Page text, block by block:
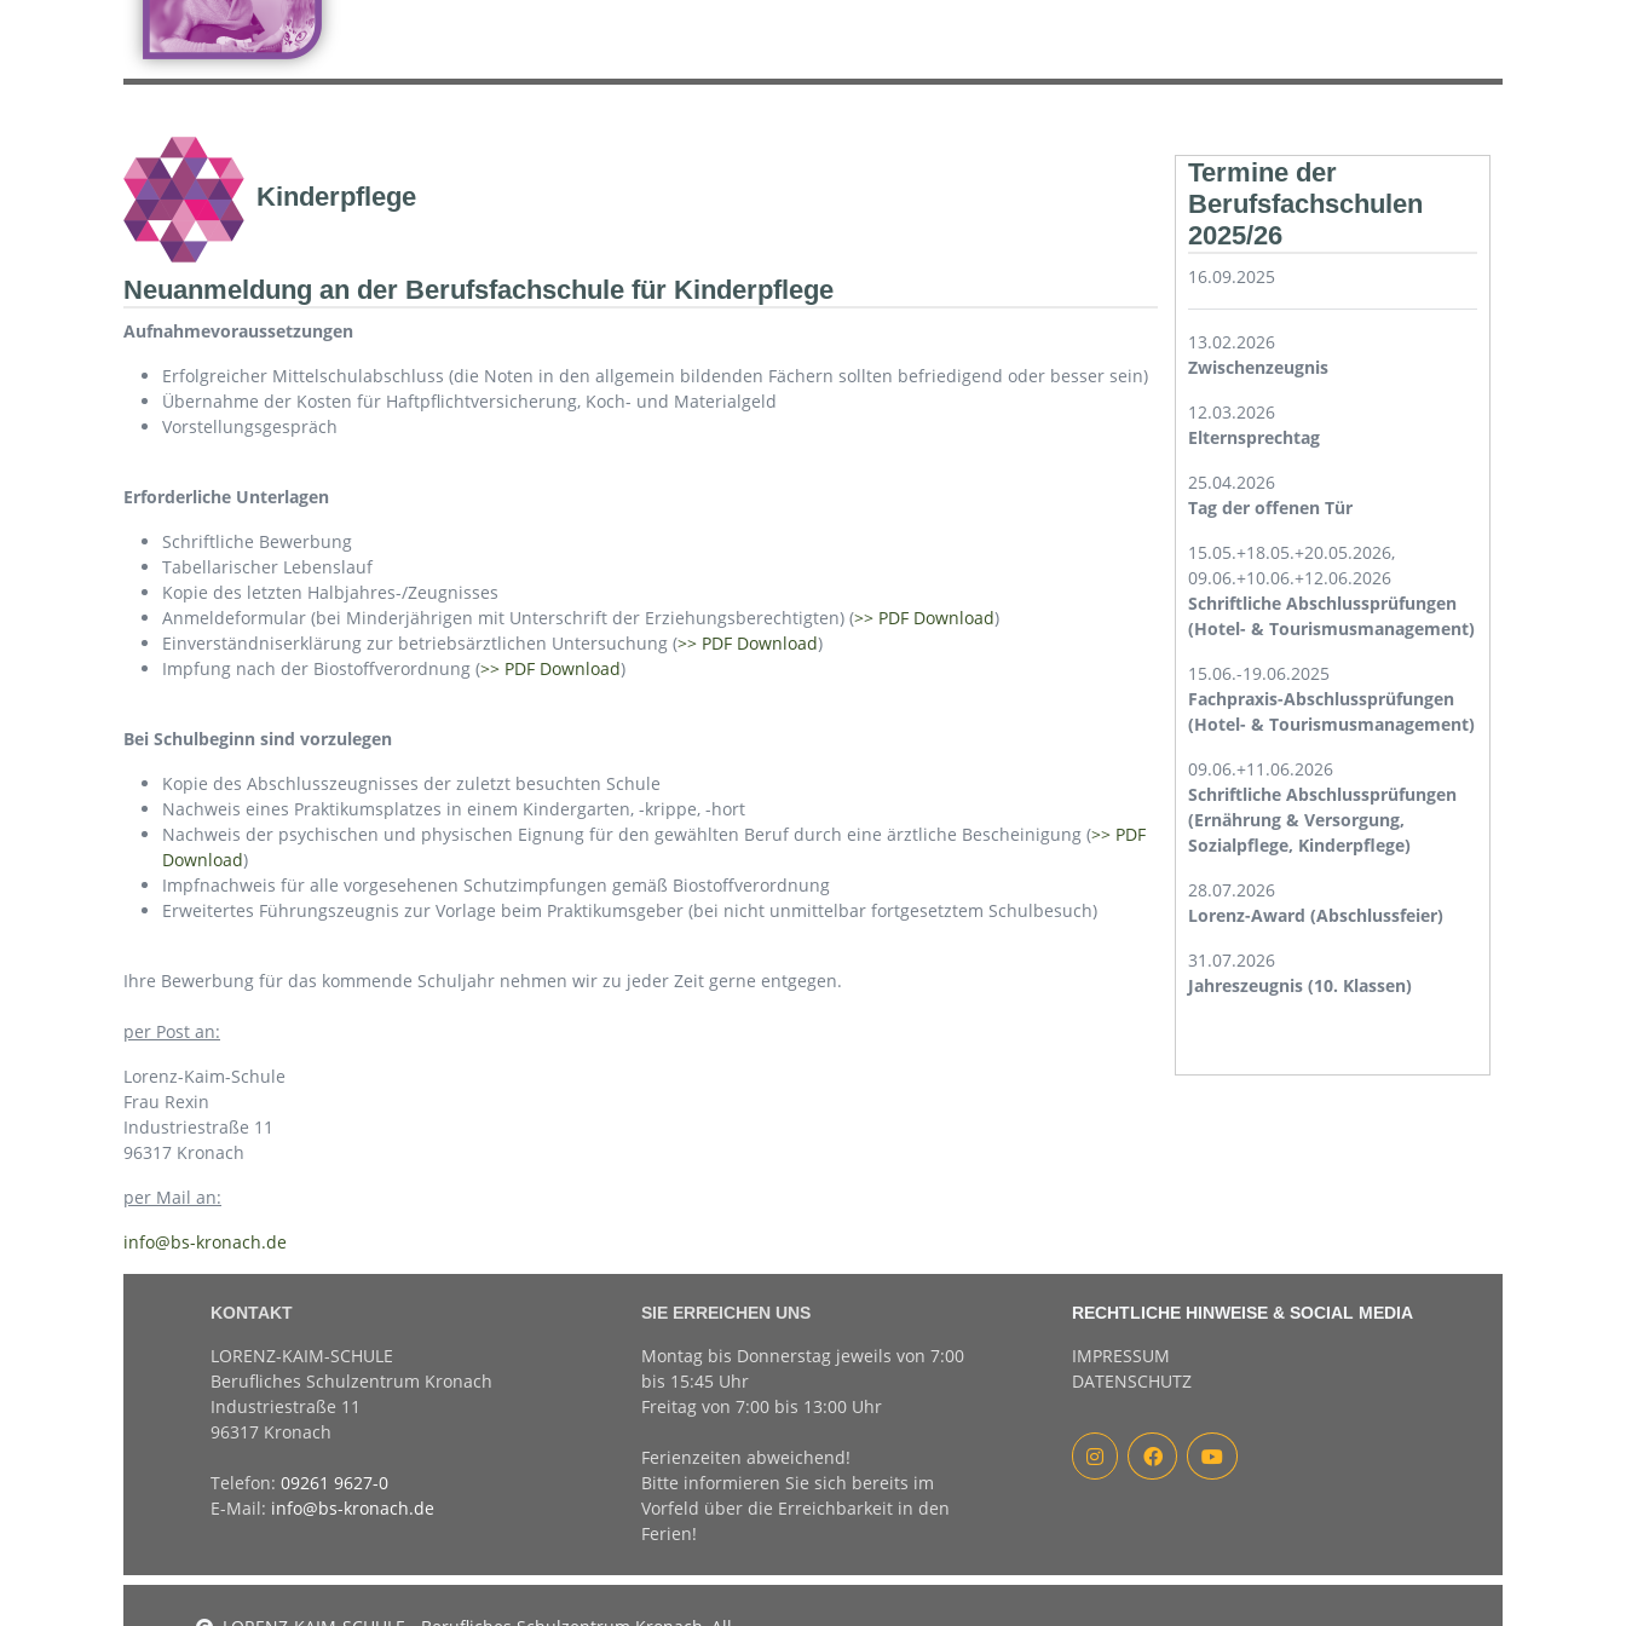
Kinderpflege
Neuanmeldung an der Berufsfachschule für Kinderpflege
Aufnahmevoraussetzungen
Erfolgreicher Mittelschulabschluss (die Noten in den allgemein bildenden Fächern sollten befriedigend oder besser sein)
Übernahme der Kosten für Haftpflichtversicherung, Koch- und Materialgeld
Vorstellungsgespräch
Erforderliche Unterlagen
Schriftliche Bewerbung
Tabellarischer Lebenslauf
Kopie des letzten Halbjahres-/Zeugnisses
Anmeldeformular (bei Minderjährigen mit Unterschrift der Erziehungsberechtigten) (>> PDF Download)
Einverständniserklärung zur betriebsärztlichen Untersuchung (>> PDF Download)
Impfung nach der Biostoffverordnung (>> PDF Download)
Bei Schulbeginn sind vorzulegen
Kopie des Abschlusszeugnisses der zuletzt besuchten Schule
Nachweis eines Praktikumsplatzes in einem Kindergarten, -krippe, -hort
Nachweis der psychischen und physischen Eignung für den gewählten Beruf durch eine ärztliche Bescheinigung (>> PDF
Download)
Impfnachweis für alle vorgesehenen Schutzimpfungen gemäß Biostoffverordnung
Erweitertes Führungszeugnis zur Vorlage beim Praktikumsgeber (bei nicht unmittelbar fortgesetztem Schulbesuch)
Ihre Bewerbung für das kommende Schuljahr nehmen wir zu jeder Zeit gerne entgegen.
per Post an:
Lorenz-Kaim-Schule
Frau Rexin
Industriestraße 11
96317 Kronach
per Mail an:
info@bs-kronach.de
Termine der
Berufsfachschulen
2025/26
16.09.2025
13.02.2026
Zwischenzeugnis
12.03.2026
Elternsprechtag
25.04.2026
Tag der offenen Tür
15.05.+18.05.+20.05.2026,
09.06.+10.06.+12.06.2026
Schriftliche Abschlussprüfungen
(Hotel- & Tourismusmanagement)
15.06.-19.06.2025
Fachpraxis-Abschlussprüfungen
(Hotel- & Tourismusmanagement)
09.06.+11.06.2026
Schriftliche Abschlussprüfungen
(Ernährung & Versorgung,
Sozialpflege, Kinderpflege)
28.07.2026
Lorenz-Award (Abschlussfeier)
31.07.2026
Jahreszeugnis (10. Klassen)
KONTAKT
LORENZ-KAIM-SCHULE
Berufliches Schulzentrum Kronach
Industriestraße 11
96317 Kronach
Telefon: 09261 9627-0
E-Mail: info@bs-kronach.de
SIE ERREICHEN UNS
Montag bis Donnerstag jeweils von 7:00
bis 15:45 Uhr
Freitag von 7:00 bis 13:00 Uhr
Ferienzeiten abweichend!
Bitte informieren Sie sich bereits im
Vorfeld über die Erreichbarkeit in den
Ferien!
RECHTLICHE HINWEISE & SOCIAL MEDIA
IMPRESSUM
DATENSCHUTZ